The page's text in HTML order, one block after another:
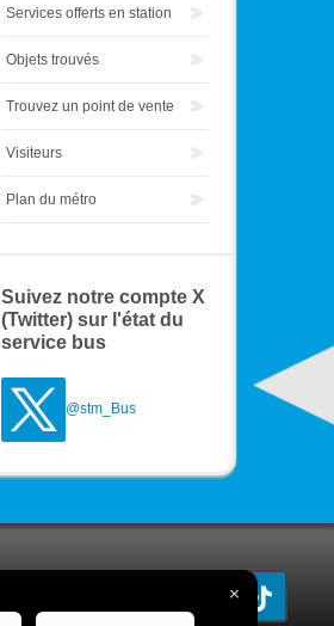
Services offerts en station
Objets trouvés
Trouvez un point de vente
Visiteurs
Plan du métro
Suivez notre compte X
(Twitter) sur l'état du
service bus
@stm_Bus